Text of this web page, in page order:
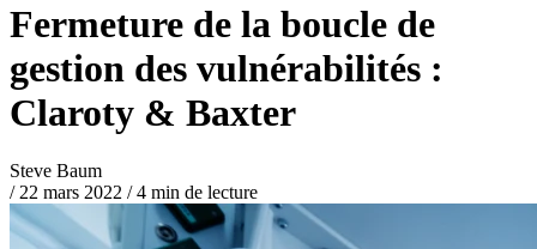
Fermeture de la boucle de
gestion des vulnérabilités :
Claroty & Baxter
Steve Baum
/ 22 mars 2022 /4 min de lecture